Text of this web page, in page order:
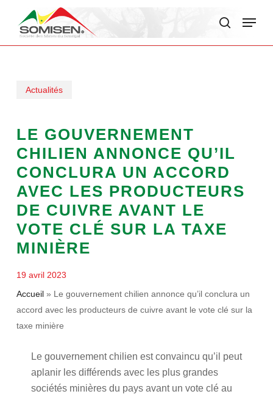
Menu
Actualités
LE GOUVERNEMENT
CHILIEN ANNONCE QU’IL
CONCLURA UN ACCORD
AVEC LES PRODUCTEURS
DE CUIVRE AVANT LE
VOTE CLÉ SUR LA TAXE
MINIÈRE
19 avril 2023
Accueil» Le gouvernement chilien annonce qu’il conclura un
accord avec les producteurs de cuivre avant le vote clé sur la
taxe minière
Le gouvernement chilien est convaincu qu’il peut
aplanir les différends avec les plus grandes
sociétés minières du pays avant un vote clé au